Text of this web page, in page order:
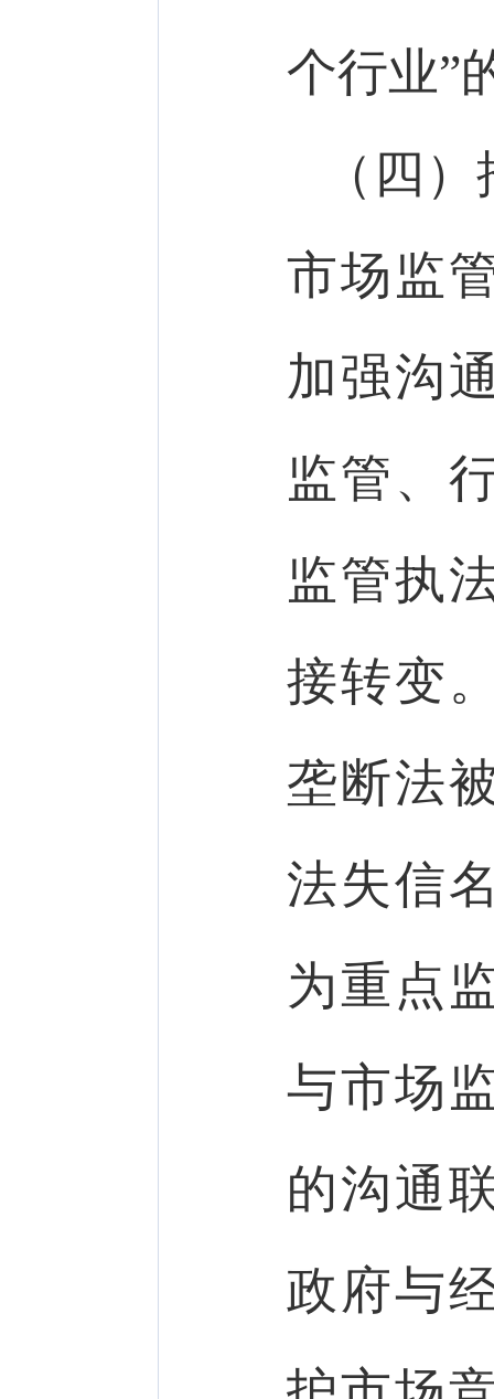
个行业”
（四
市场监
加强沟
监管、
监管执
接转变
垄断法
法失信
为重点
与市场
的沟通
政府与